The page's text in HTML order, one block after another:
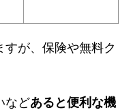
が、保険や無料ク
などあると便利な機